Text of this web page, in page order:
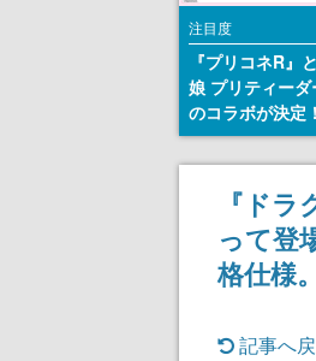
注目度
『プリコネR』
娘 プリティーダ
のコラボが決定
170連無料”の
ャンペーンなど
『ド
って登
格仕様
記事へ